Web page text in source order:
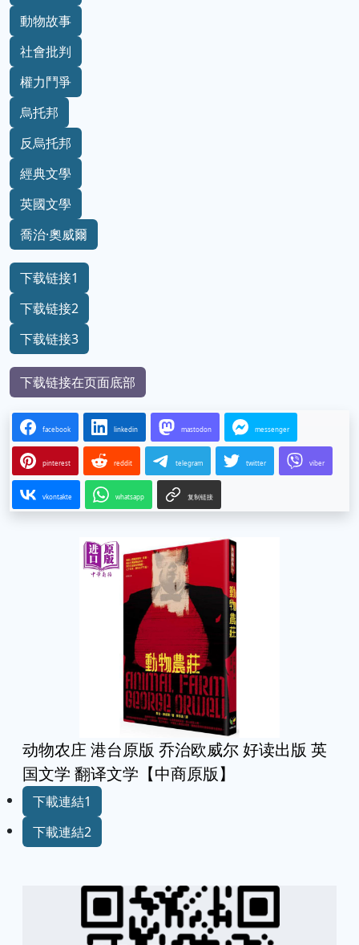
動物故事
社會批判
權力鬥爭
烏托邦
反烏托邦
經典文學
英國文學
喬治·奧威爾
下载链接1
下载链接2
下载链接3
下载链接在页面底部
facebook linkedin mastodon messenger
pinterest reddit telegram twitter viber
vkontakte whatsapp 复制链接
动物农庄 港台原版 乔治欧威尔 好读出版 英
国文学 翻译文学【中商原版】
下載連結1
下載連結2